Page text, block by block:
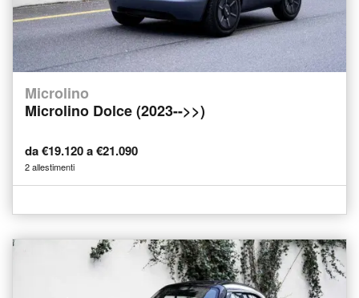
Microlino
Microlino Dolce (2023-->>)
da €19.120 a €21.090
2 allestimenti